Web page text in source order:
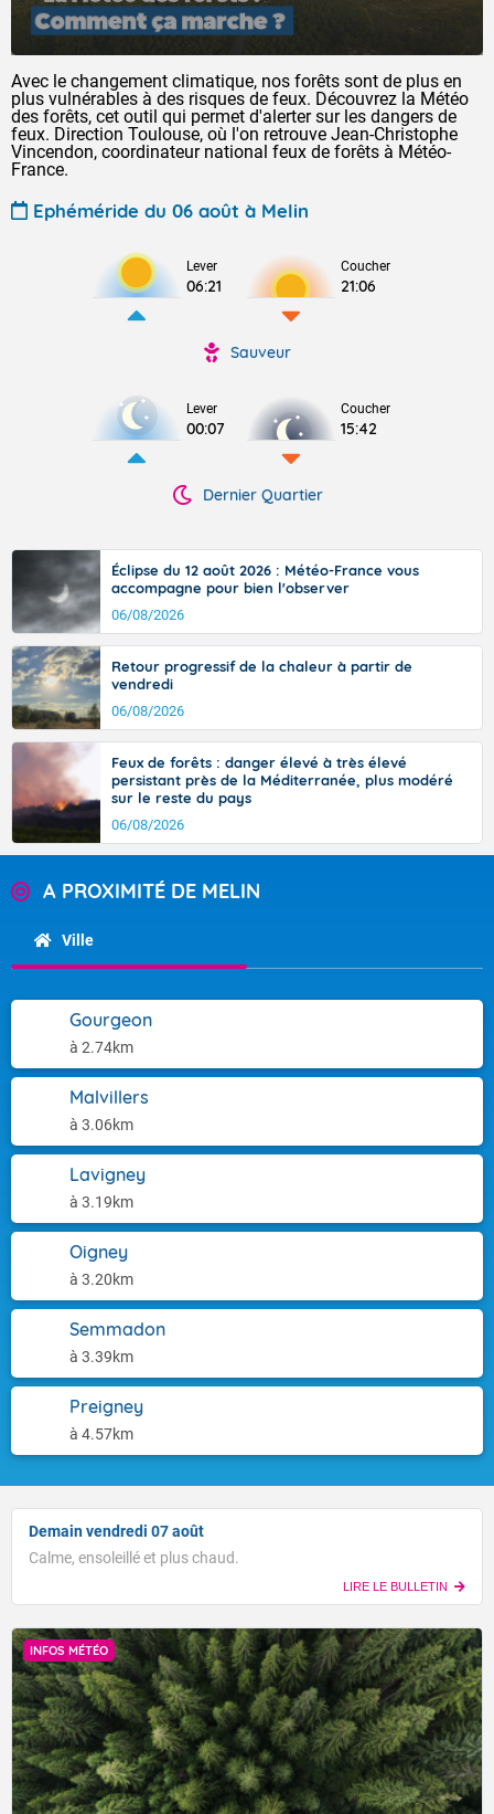
Avec le changement climatique, nos forêts sont de plus en
plus vulnérables à des risques de feux. Découvrez la Météo
des forêts, cet outil qui permet d'alerter sur les dangers de
feux. Direction Toulouse, où l'on retrouve Jean-Christophe
Vincendon, coordinateur national feux de forêts à Météo-
France.
Ephéméride du 06 août à Melin
Lever
06:21
Coucher
21:06
Sauveur
Lever
00:07
Coucher
15:42
Dernier Quartier
Éclipse du 12 août 2026 : Météo-France vous
accompagne pour bien l'observer
06/08/2026
Retour progressif de la chaleur à partir de
vendredi
06/08/2026
Feux de forêts : danger élevé à très élevé
persistant près de la Méditerranée, plus modéré
sur le reste du pays
06/08/2026
A PROXIMITÉ DE MELIN
Ville
Gourgeon
à 2.74km
Malvillers
à 3.06km
Lavigney
à 3.19km
Oigney
à 3.20km
Semmadon
à 3.39km
Preigney
à 4.57km
Demain vendredi 07 août
Calme, ensoleillé et plus chaud.
LIRE LE BULLETIN
INFOS MÉTÉO